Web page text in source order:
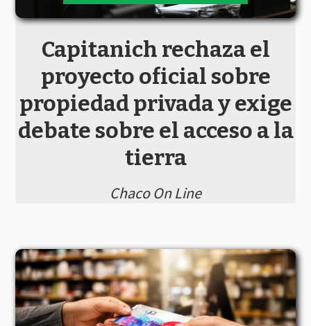
Capitanich rechaza el
proyecto oficial sobre
propiedad privada y exige
debate sobre el acceso a la
tierra
Chaco On Line